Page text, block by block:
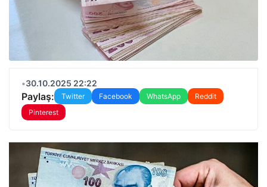
•30.10.2025 22:22
Paylaş: Twitter Facebook WhatsApp
Reddit
Pinterest